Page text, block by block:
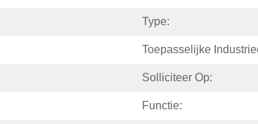
Type:
Toepasselijke
Solliciteer Op:
Functie: